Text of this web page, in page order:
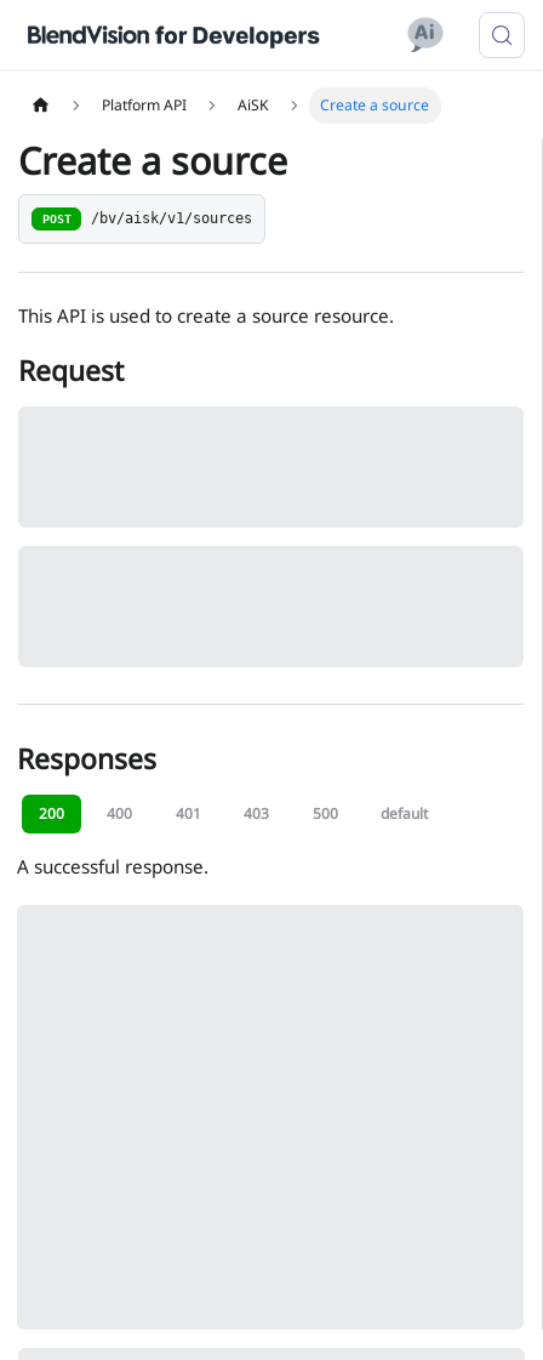
Platform API AiSK Create a source
Create a source
POST /bv/aisk/v1/sources
This API is used to create a source resource.
Request
Responses
200 400 401 403 500 default
A successful response.